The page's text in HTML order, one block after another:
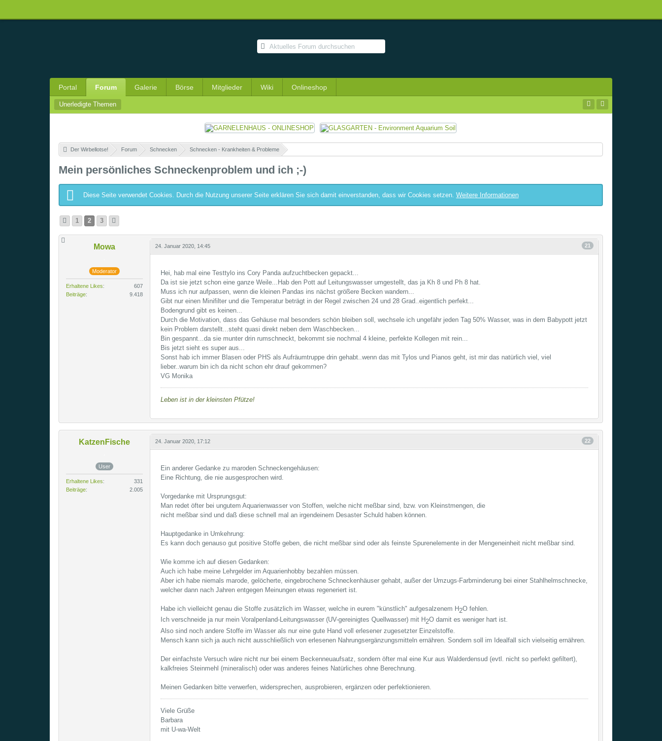
Portal Forum Galerie Börse Mitglieder Wiki Onlineshop
Unerledigte Themen
Der Wirbellotse! Forum» Schnecken» Schnecken - Krankheiten & Probleme»
Mein persönliches Schneckenproblem und ich ;-)
Diese Seite verwendet Cookies. Durch die Nutzung unserer Seite erklären Sie sich damit einverstanden, dass wir Cookies setzen. Weitere Informationen
1 2 3
Mowa
Moderator
Erhaltene Likes
607
Beiträge
9.418
21
24. Januar 2020, 14:45
Hei, hab mal eine Testtylo ins Cory Panda aufzuchtbecken gepackt...
Da ist sie jetzt schon eine ganze Weile...Hab den Pott auf Leitungswasser umgestellt, das ja Kh 8 und Ph 8 hat.
Muss ich nur aufpassen, wenn die kleinen Pandas ins nächst größere Becken wandern...
Gibt nur einen Minifilter und die Temperatur beträgt in der Regel zwischen 24 und 28 Grad..eigentlich perfekt...
Bodengrund gibt es keinen...
Durch die Motivation, dass das Gehäuse mal besonders schön bleiben soll, wechsele ich ungefähr jeden Tag 50% Wasser, was in dem Babypott jetzt
kein Problem darstellt...steht quasi direkt neben dem Waschbecken...
Bin gespannt...da sie munter drin rumschneckt, bekommt sie nochmal 4 kleine, perfekte Kollegen mit rein...
Bis jetzt sieht es super aus...
Sonst hab ich immer Blasen oder PHS als Aufräumtruppe drin gehabt..wenn das mit Tylos und Pianos geht, ist mir das natürlich viel, viel
lieber..warum bin ich da nicht schon ehr drauf gekommen?
VG Monika
Leben ist in der kleinsten Pfütze!
KatzenFische
User
Erhaltene Likes
331
Beiträge
2.005
22
24. Januar 2020, 17:12
Ein anderer Gedanke zu maroden Schneckengehäusen:
Eine Richtung, die nie ausgesprochen wird.
Vorgedanke mit Ursprungsgut:
Man redet öfter bei ungutem Aquarienwasser von Stoffen, welche nicht meßbar sind, bzw. von Kleinstmengen, die
nicht meßbar sind und daß diese schnell mal an irgendeinem Desaster Schuld haben können.
Hauptgedanke in Umkehrung:
Es kann doch genauso gut positive Stoffe geben, die nicht meßbar sind oder als feinste Spurenelemente in der Mengeneinheit nicht meßbar sind.
Wie komme ich auf diesen Gedanken:
Auch ich habe meine Lehrgelder im Aquarienhobby bezahlen müssen.
Aber ich habe niemals marode, gelöcherte, eingebrochene Schneckenhäuser gehabt, außer der Umzugs-Farbminderung bei einer Stahlhelmschnecke,
welcher dann nach Jahren entgegen Meinungen etwas regeneriert ist.
Habe ich vielleicht genau die Stoffe zusätzlich im Wasser, welche in eurem "künstlich" aufgesalzenem H2O fehlen.
Ich verschneide ja nur mein Voralpenland-Leitungswasser (UV-gereinigtes Quellwasser) mit H2O damit es weniger hart ist.
Also sind noch andere Stoffe im Wasser als nur eine gute Hand voll erlesener zugesetzter Einzelstoffe.
Mensch kann sich ja auch nicht ausschließlich von erlesenen Nahrungsergänzungsmitteln ernähren. Sondern soll im Idealfall sich vielseitig ernähren.
Der einfachste Versuch wäre nicht nur bei einem Beckenneuaufsatz, sondern öfter mal eine Kur aus Walderdensud (evtl. nicht so perfekt gefiltert),
kalkfreies Steinmehl (mineralisch) oder was anderes feines Natürliches ohne Berechnung.
Meinen Gedanken bitte verwerfen, widersprechen, ausprobieren, ergänzen oder perfektionieren.
Viele Grüße
Barbara
mit U-wa-Welt